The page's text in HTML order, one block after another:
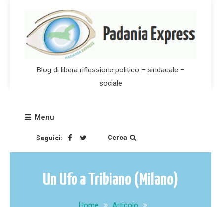
Blog di libera riflessione politico – sindacale –
sociale
Menu
Seguici: Cerca
Un Ufo a Tribiano (Milano)
Home
Articolo